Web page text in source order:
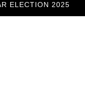
ELECTION 2025